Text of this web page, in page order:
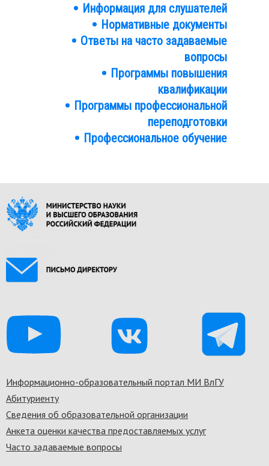
Информация для слушателей
Нормативные документы
Ответы на часто задаваемые
вопросы
Программы повышения
квалификации
Программы профессиональной
переподготовки
Профессиональное обучение
Footer
menu
Информационно-образовательный портал МИ ВлГУ
Абитуриенту
Сведения об образовательной организации
Анкета оценки качества предоставляемых услуг
Часто задаваемые вопросы